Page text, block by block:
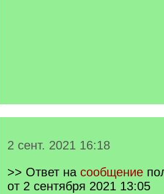
2 сент. 2021 16:18
>> Ответ на сообщение
от 2 сентября 2021 13:05